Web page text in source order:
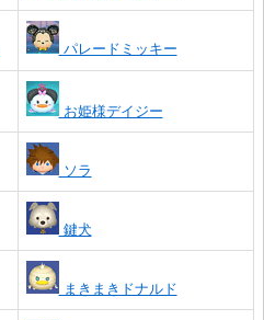
パレードミッキー
お姫様デイジー
ソラ
鍵犬
まきまきドナルド